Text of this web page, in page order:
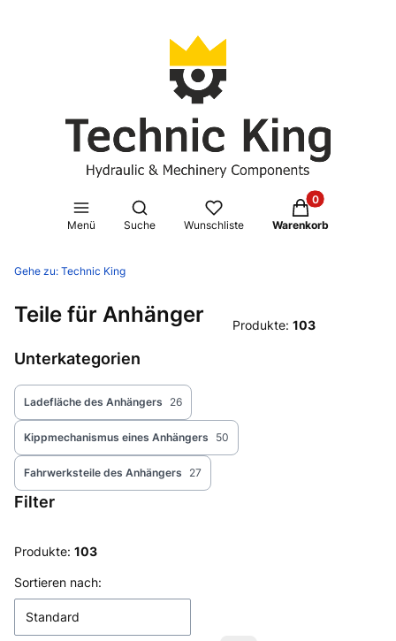
Menü
Suchmaschine öffnen
Suche Wunschliste
Produkte im
Warenkorb
Gehe zu: Technic King
Teile für Anhänger Produkte: 103
Unterkategorien
Ladefläche des Anhängers 26
Kippmechanismus eines Anhängers 50
Fahrwerksteile des Anhängers 27
Filter
Ende der Filter
Produkte: 103
Produktliste
Sortieren nach:
Standard